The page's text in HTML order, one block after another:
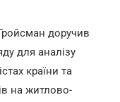
доручив
для аналізу
країни та
на житлово-